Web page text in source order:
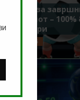
Идеално за
Мундијалот –
денари
ЈУЛИ 15, 2026